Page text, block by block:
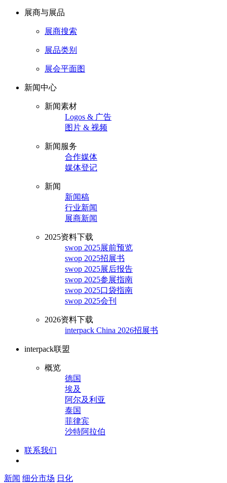
展商与展品
展商搜索
展品类别
展会平面图
新闻中心
新闻素材
Logos & 广告
图片 & 视频
新闻服务
合作媒体
媒体登记
新闻
新闻稿
行业新闻
展商新闻
2025资料下载
swop 2025展前预览
swop 2025招展书
swop 2025展后报告
swop 2025参展指南
swop 2025口袋指南
swop 2025会刊
2026资料下载
interpack China 2026招展书
interpack联盟
概览
德国
埃及
阿尔及利亚
泰国
菲律宾
沙特阿拉伯
联系我们
新闻 细分市场 日化